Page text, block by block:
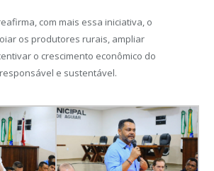
com mais essa iniciativa, o
os produtores rurais, ampliar
o crescimento econômico do
e sustentável.